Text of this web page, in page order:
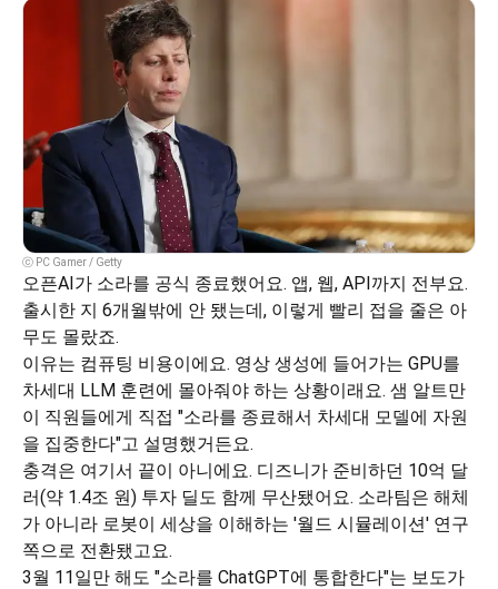
ⓒ PC Gamer / Getty
오픈AI가 소라를 공식 종료했어요. 앱, 웹, API까지 전부요.
출시한 지 6개월밖에 안 됐는데, 이렇게 빨리 접을 줄은 아
무도 몰랐죠.
이유는 컴퓨팅 비용이에요. 영상 생성에 들어가는 GPU를
차세대 LLM 훈련에 몰아줘야 하는 상황이래요. 샘 알트만
이 직원들에게 직접 "소라를 종료해서 차세대 모델에 자원
을 집중한다"고 설명했거든요.
충격은 여기서 끝이 아니에요. 디즈니가 준비하던 10억 달
러(약 1.4조 원) 투자 딜도 함께 무산됐어요. 소라팀은 해체
가 아니라 로봇이 세상을 이해하는 '월드 시뮬레이션' 연구
쪽으로 전환됐고요.
3월 11일만 해도 "소라를 ChatGPT에 통합한다"는 보도가